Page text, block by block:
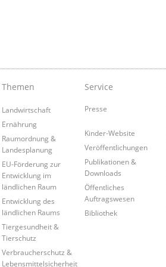
Themen
Landwirtschaft
Ernährung
Raumordnung &
Landesplanung
EU-Förderung zur
Entwicklung im
ländlichen Raum
Entwicklung des
ländlichen Raums
Tiergesundheit &
Tierschutz
Verbraucherschutz &
Lebensmittelsicherheit
Service
Presse
Kinder-Website
Veröffentlichungen
Publikationen &
Downloads
Öffentliches
Auftragswesen
Bibliothek